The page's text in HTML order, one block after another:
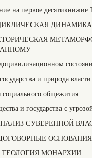
на первое десятикнижие
и природа власти
общежития
и государства с
СУВЕРЕННОЙ
МОНАРХИИ